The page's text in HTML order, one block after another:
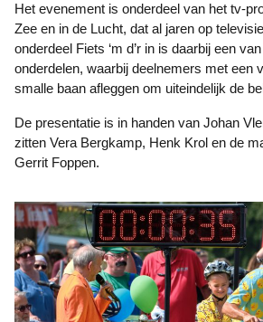
Het evenement is onderdeel van het tv-programma Te Land, Ter
Zee en in de Lucht, dat al jaren op
onderdeel Fiets ‘m d’r in is daarbij een
onderdelen, waarbij deelnemers met een
smalle baan afleggen om uiteindelijk de
De presentatie is in handen van Johan Vlemmix. In de jury
zitten Vera Bergkamp, Henk Krol en de
Gerrit Foppen.